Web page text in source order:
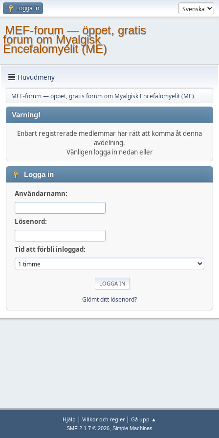
Logga in
MEF-forum — öppet, gratis
forum om Myalgisk
Encefalomyelit (ME)
Huvudmeny
MEF-forum — öppet, gratis forum om Myalgisk Encefalomyelit (ME)
Varning!
Enbart registrerade medlemmar har rätt att komma åt denna
avdelning.
Vänligen logga in nedan eller
Logga in
Användarnamn:
Lösenord:
Tid att förbli inloggad:
Glömt ditt lösenord?
Hjälp | Villkor och regler| Gå upp ▲
SMF 2.1.7 © 2026, Simple Machines